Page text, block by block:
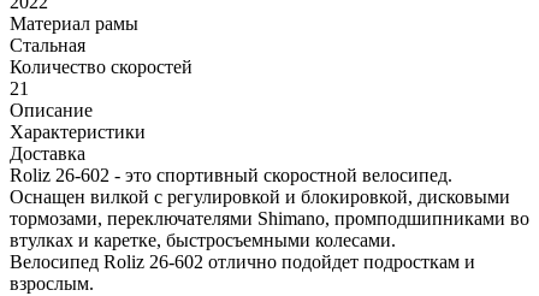
Материал рамы
Стальная
Количество скоростей
21
Описание
Характеристики
Доставка
Roliz 26-602 - это спортивный скоростной велосипед.
Оснащен вилкой с регулировкой и блокировкой, дисковыми
тормозами, переключателями Shimano, промподшипниками во
втулках и каретке, быстросъемными колесами.
Велосипед Roliz 26-602 отлично подойдет подросткам и
взрослым.